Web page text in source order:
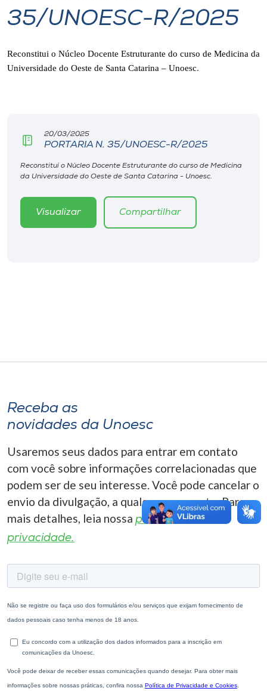
I.nova
Diplomados
CPA
Biblioteca
Editora
A-
35/UNOESC-R/2025
Reconstitui o Núcleo Docente Estruturante do curso de Medicina da
Universidade do Oeste de Santa Catarina – Unoesc.
20/03/2025
PORTARIA N. 35/UNOESC-R/2025
Reconstitui o Núcleo Docente Estruturante do curso de Medicina
da Universidade do Oeste de Santa Catarina - Unoesc.
Visualizar Compartilhar
Receba as
novidades da Unoesc
Usaremos seus dados para entrar em contato
com você sobre informações correlacionadas que
podem ser de seu interesse. Você pode cancelar o
envio da divulgação, a qualquer momento. Para
mais detalhes, leia nossa política de
privacidade.